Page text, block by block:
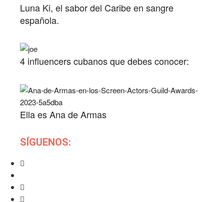
Luna Ki, el sabor del Caribe en sangre
española.
4 influencers cubanos que debes conocer:
Ella es Ana de Armas
SÍGUENOS: